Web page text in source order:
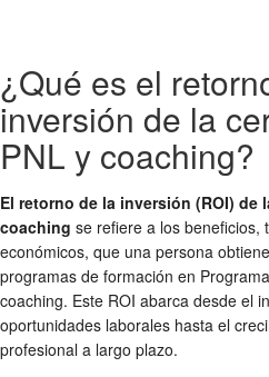
¿Qué es el
inversión de la
PNL y coaching?
El retorno de la inversión (ROI) de
coaching se refiere a los beneficios,
económicos, que una persona
programas de formación en
coaching. Este ROI abarca desde el
oportunidades laborales hasta el
profesional a largo plazo.